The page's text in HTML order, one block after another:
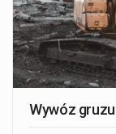
Wywóz